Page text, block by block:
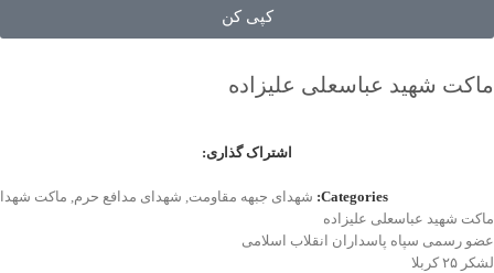
کپی کن
ماکت شهید عباسعلی علیزاده
اشتراک گذاری:
Categories: شهدای جبهه مقاومت, شهدای مدافع حرم, ماکت شهدا
ماکت شهید عباسعلی علیزاده
عضو رسمی سپاه پاسداران انقلاب اسلامی
لشکر ۲۵ کربلا